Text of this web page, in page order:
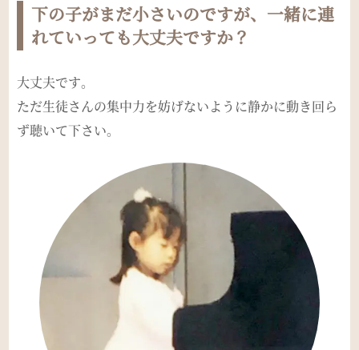
下の子がまだ小さいのですが、一緒に連
れていっても大丈夫ですか？
大丈夫です。
ただ生徒さんの集中力を妨げないように静かに動き回ら
ず聴いて下さい。